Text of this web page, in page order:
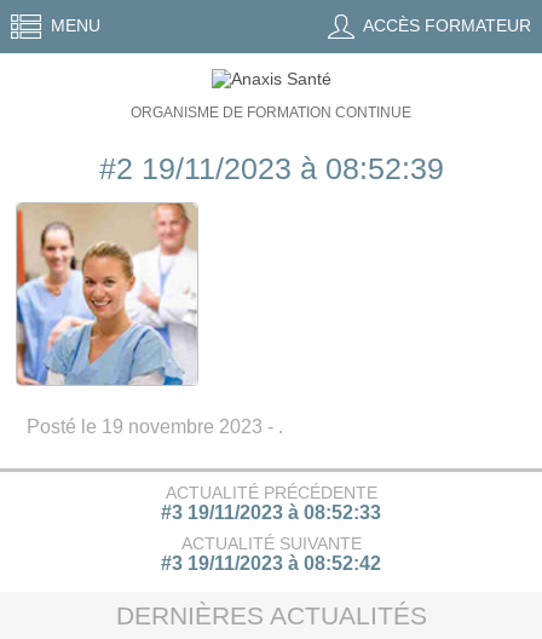
MENU ACCÈS FORMATEUR
ORGANISME DE FORMATION CONTINUE
#2 19/11/2023 à 08:52:39
Posté le 19 novembre 2023 - .
ACTUALITÉ PRÉCÉDENTE
#3 19/11/2023 à 08:52:33
ACTUALITÉ SUIVANTE
#3 19/11/2023 à 08:52:42
DERNIÈRES ACTUALITÉS